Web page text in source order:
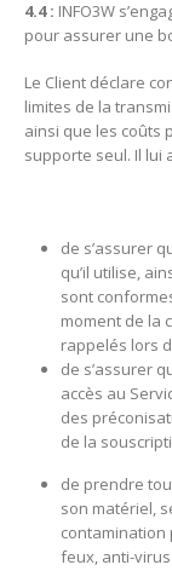
4.4 : INFO3W
pour assurer une
Le Client déclare
limites de la
ainsi que les coûts
supporte seul. Il lui
de s’assurer
qu’il utilise,
sont
moment de la
rappelés lors
de s’assurer
accès au
des
de la
de prendre
son matériel,
contamination
feux, anti-